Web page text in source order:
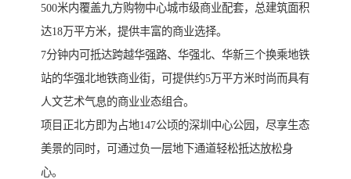
500米内覆盖九方购物中心城市级商业配套，总建筑面积
达18万平方米，提供丰富的商业选择。
7分钟内可抵达跨越华强路、华强北、华新三个换乘地铁
站的华强北地铁商业街，可提供约5万平方米时尚而具有
人文艺术气息的商业业态组合。
项目正北方即为占地147公顷的深圳中心公园，尽享生态
美景的同时，可通过负一层地下通道轻松抵达放松身
心。